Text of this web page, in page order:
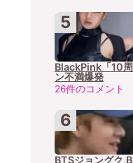
BlackPink「10
ン不満爆発
26件のコメント
BTSジョングク